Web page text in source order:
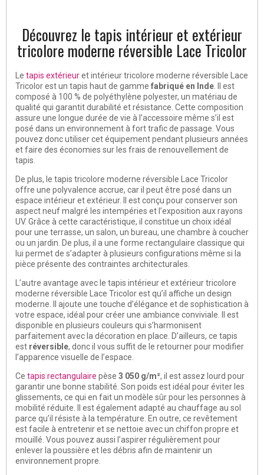
Découvrez le tapis intérieur et extérieur
tricolore moderne réversible Lace Tricolor
Le tapis extérieuret intérieur tricolore moderne réversible Lace
Tricolor est un tapis haut de gamme fabriqué en Inde . Il est
composé à 100 % de polyéthylène polyester, un matériau de
qualité qui garantit durabilité et résistance. Cette composition
assure une longue durée de vie à l’accessoire même s’il est
posé dans un environnement à fort trafic de passage. Vous
pouvez donc utiliser cet équipement pendant plusieurs années
et faire des économies sur les frais de renouvellement de
tapis.
De plus, le tapis tricolore moderne réversible Lace Tricolor
offre une polyvalence accrue, car il peut être posé dans un
espace intérieur et extérieur. Il est conçu pour conserver son
aspect neuf malgré les intempéries et l’exposition aux rayons
UV. Grâce à cette caractéristique, il constitue un choix idéal
pour une terrasse, un salon, un bureau, une chambre à coucher
ou un jardin. De plus, il a une forme rectangulaire classique qui
lui permet de s’adapter à plusieurs configurations même si la
pièce présente des contraintes architecturales.
L’autre avantage avec le tapis intérieur et extérieur tricolore
moderne réversible Lace Tricolor est qu’il affiche un design
moderne. Il ajoute une touche d’élégance et de sophistication à
votre espace, idéal pour créer une ambiance conviviale. Il est
disponible en plusieurs couleurs qui s’harmonisent
parfaitement avec la décoration en place. D’ailleurs, ce tapis
est réversible, donc il vous suffit de le retourner pour modifier
l’apparence visuelle de l’espace.
Ce tapis rectangulaire pèse 3 050 g/m², il est assez lourd pour
garantir une bonne stabilité. Son poids est idéal pour éviter les
glissements, ce qui en fait un modèle sûr pour les personnes à
mobilité réduite. Il est également adapté au chauffage au sol
parce qu’il résiste à la température. En outre, ce revêtement
est facile à entretenir et se nettoie avec un chiffon propre et
mouillé. Vous pouvez aussi l’aspirer régulièrement pour
enlever la poussière et les débris afin de maintenir un
environnement propre.